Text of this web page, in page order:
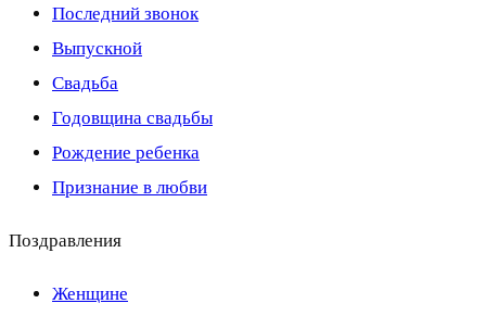
Последний звонок
Выпускной
Свадьба
Годовщина свадьбы
Рождение ребенка
Признание в любви
Поздравления
Женщине